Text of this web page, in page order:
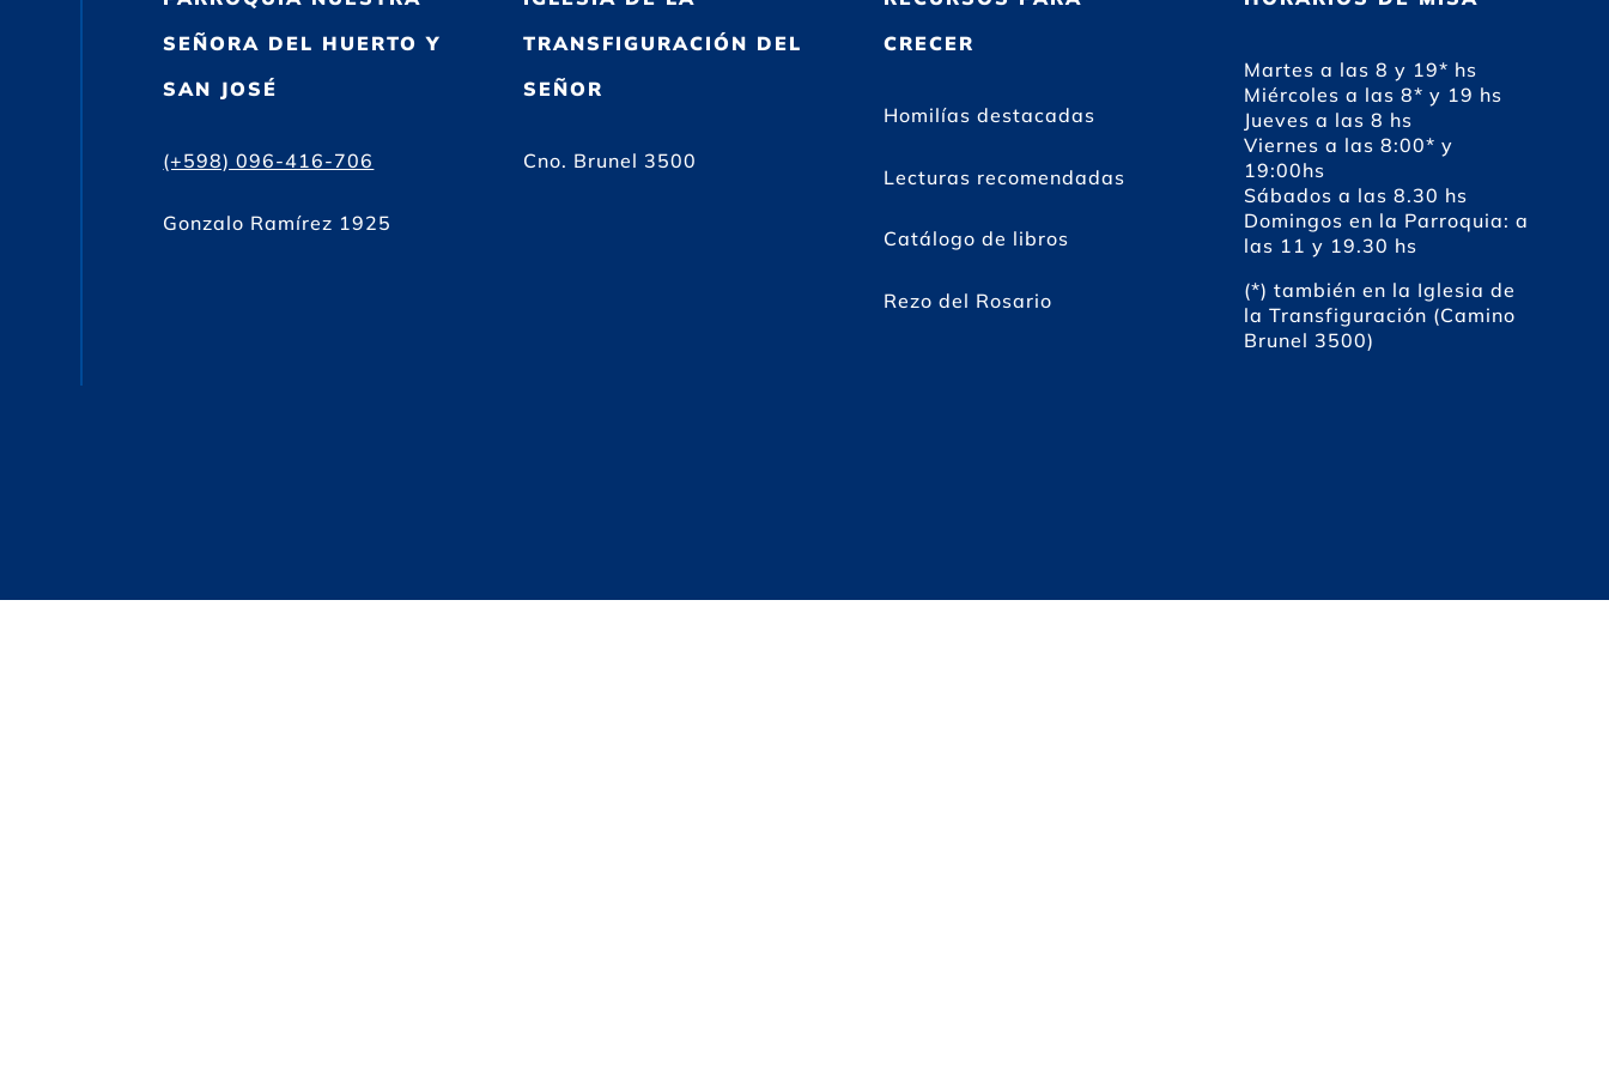
SEÑORA DEL HUERTO Y
SAN JOSÉ
(+598) 096-416-706
Gonzalo Ramírez 1925
TRANSFIGURACIÓN DEL
SEÑOR
Cno. Brunel 3500
CRECER
Homilías destacadas
Lecturas recomendadas
Catálogo de libros
Rezo del Rosario
Martes a las 8 y 19* hs
Miércoles a las 8* y 19 hs
Jueves a las 8 hs
Viernes a las 8:00* y
19:00hs
Sábados a las 8.30 hs
Domingos en la Parroquia: a
las 11 y 19.30 hs
(*) también en la Iglesia de
la Transfiguración (Camino
Brunel 3500)